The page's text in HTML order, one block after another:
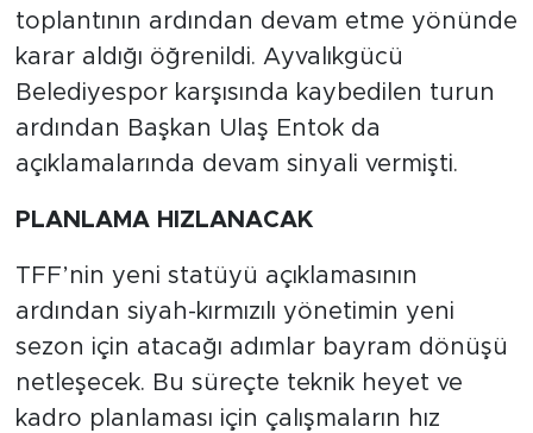
toplantının ardından devam etme yönünde
karar aldığı öğrenildi. Ayvalıkgücü
Belediyespor karşısında kaybedilen turun
ardından Başkan Ulaş Entok da
açıklamalarında devam sinyali vermişti.
PLANLAMA HIZLANACAK
TFF’nin yeni statüyü açıklamasının
ardından siyah-kırmızılı yönetimin yeni
sezon için atacağı adımlar bayram dönüşü
netleşecek. Bu süreçte teknik heyet ve
kadro planlaması için çalışmaların hız